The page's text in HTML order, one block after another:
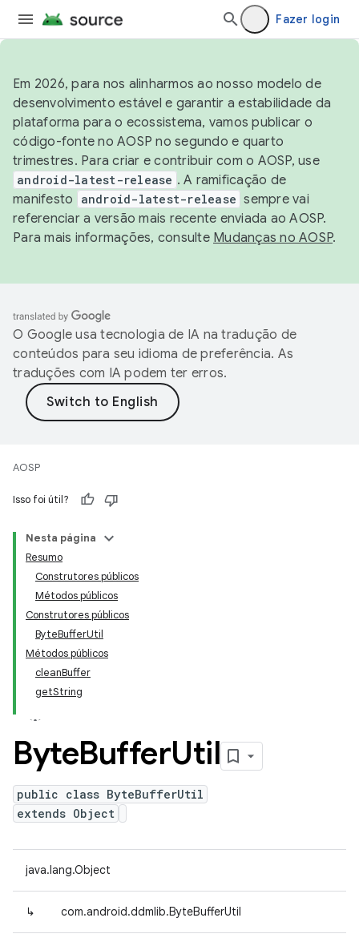
Fazer login
Em 2026, para nos alinharmos ao nosso modelo de
desenvolvimento estável e garantir a estabilidade da
plataforma para o ecossistema, vamos publicar o
código-fonte no AOSP no segundo e quarto
trimestres. Para criar e contribuir com o AOSP, use
android-latest-release . A ramificação de
manifesto
android-latest-release sempre vai
referenciar a versão mais recente enviada ao AOSP.
Para mais informações, consulte Mudanças no AOSP.
O Google usa tecnologia de IA na tradução de
conteúdos para seu idioma de preferência. As
traduções com IA podem ter erros.
AOSP
Isso foi útil?
Nesta página
Resumo
Construtores públicos
Métodos públicos
Construtores públicos
ByteBufferUtil
Métodos públicos
cleanBuffer
getString
ByteBufferUtil
public class ByteBufferUtil
extends Object
java.lang.Object
↳ com.android.ddmlib.ByteBufferUtil